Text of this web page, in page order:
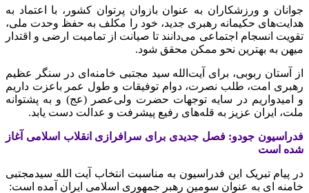
جوانان و ورزشکاران به عنوان بازوان پرتوان کشور، با اعتماد به
هدایت‌های حکیمانه رهبری جدید، خود را مکلف به حفظ وحدت ملی،
تقویت انسجام اجتماعی می‌دانند تا صیانت از تمامیت ارضی و اقتدار
میهن به بهترین نحو ممکن محقق شود.
از آستان ربوبی، برای آیت‌الله سید مجتبی خامنه‌ای در سنگر عظیم
رهبری امت، طلب نصرت، دوام توفیقات و طول عمر باعزت داریم
و امیدواریم در سایه توجهات حضرت ولی‌عصر (عج) و به پشتوانه
ملت، ایران عزیز به قله‌های رفیع پیشرفت و عدالت دست یابد.
فدراسیون جودو: فصل جدیدی برای سرافرازی انقلاب اسلامی آغاز
شده است
در پیام تبریک این فدراسیون به مناسبت انتخاب آیت الله سیدمجتبی
خامنه ای به عنوان سومین رهبر جمهوری اسلامی ایران آمده است: